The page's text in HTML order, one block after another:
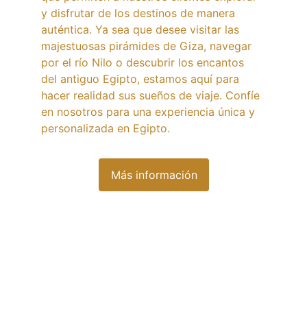
y disfrutar de los destinos de manera
auténtica. Ya sea que desee visitar las
majestuosas pirámides de Giza, navegar
por el río Nilo o descubrir los encantos
del antiguo Egipto, estamos aquí para
hacer realidad sus sueños de viaje. Confíe
en nosotros para una experiencia única y
personalizada en Egipto.
Más información